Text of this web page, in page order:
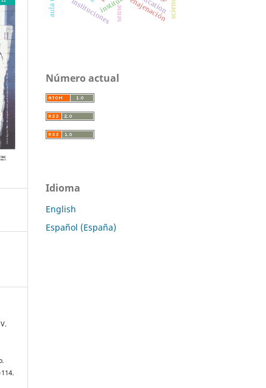
instituciones enajenación
sense
Número actual
Idioma
English
Español (España)